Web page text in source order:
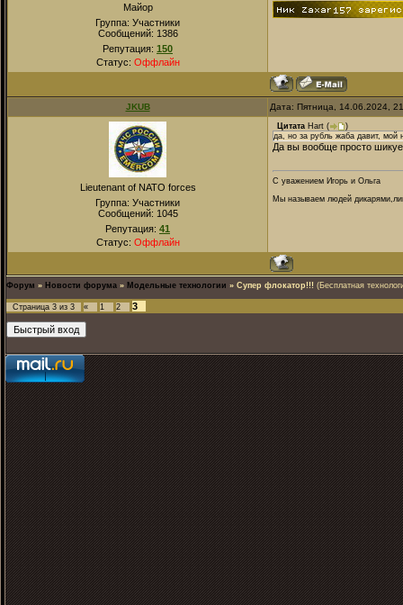
Майор
Группа: Участники
Сообщений: 1386
Репутация: 150
Статус: Оффлайн
JKUB Дата: Пятница, 14.06.2024,
Lieutenant of NATO forces
Группа: Участники
Сообщений: 1045
Репутация: 41
Статус: Оффлайн
Цитата Hart (
)
да, но за рубль жаба давит, мой
Да вы вообще просто
С уважением Игорь и Ольга
Мы называем людей
Форум » Новости форума » Модельные технологии » Супер флокатор!!! (Бесплатная
Страница 3 из 3 « 1 2 3